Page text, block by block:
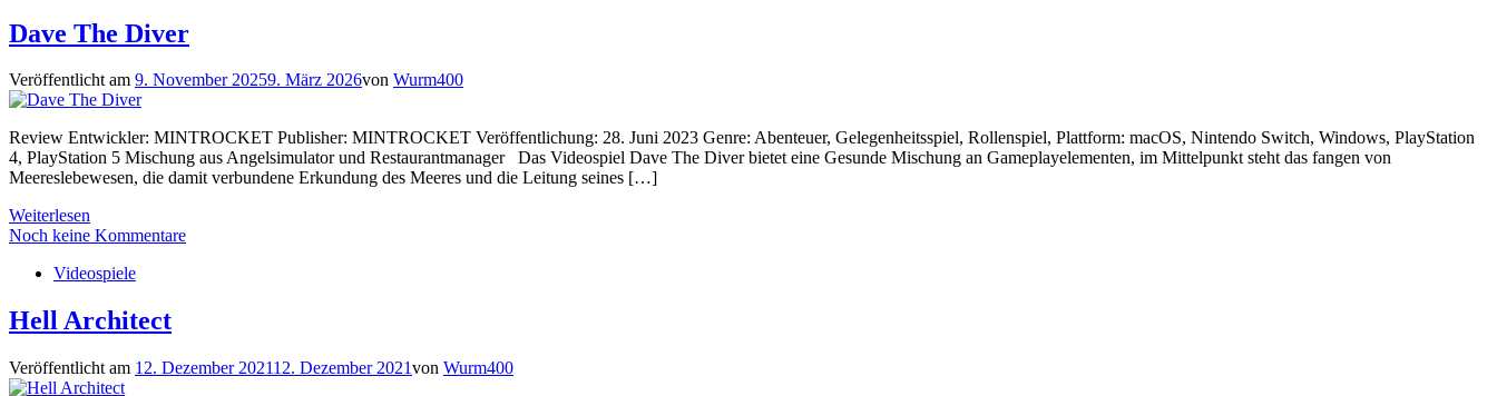
Dave The Diver
Veröffentlicht am 9. November 20259. März 2026von Wurm400
Review Entwickler: MINTROCKET Publisher: MINTROCKET Veröffentlichung: 28. Juni 2023 Genre: Abenteuer, Gelegenheitsspiel, Rollenspiel, Plattform: macOS, Nintendo Switch, Windows, PlayStation
4, PlayStation 5 Mischung aus Angelsimulator und Restaurantmanager Das Videospiel Dave The Diver bietet eine Gesunde Mischung an Gameplayelementen, im Mittelpunkt steht das fangen von
Meereslebewesen, die damit verbundene Erkundung des Meeres und die Leitung seines […]
Weiterlesen
Noch keine Kommentare
Videospiele
Hell Architect
Veröffentlicht am 12. Dezember 202112. Dezember 2021von Wurm400